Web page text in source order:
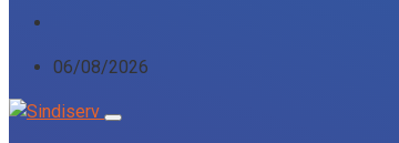
06/08/2026